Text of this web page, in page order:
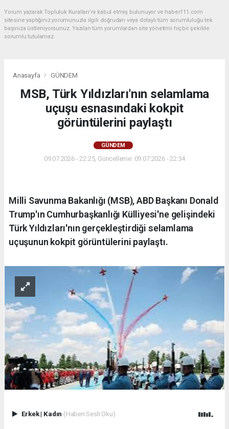
Yorum yazarak Topluluk Kuralları’nı kabul etmiş bulunuyor ve haber111.com
sitesine yaptığınız yorumunuzla ilgili doğrudan veya dolaylı tüm sorumluluğu tek
başınıza üstleniyorsunuz. Yazılan tüm yorumlardan site yönetimi hiçbir şekilde
sorumlu tutulamaz.
Anasayfa GÜNDEM
MSB, Türk Yıldızları'nın selamlama
uçuşu esnasındaki kokpit
görüntülerini paylaştı
GÜNDEM
09.07.2026 - 22:25, Güncelleme: 09.07.2026 - 22:34
Milli Savunma Bakanlığı (MSB), ABD Başkanı Donald
Trump'ın Cumhurbaşkanlığı Külliyesi'ne gelişindeki
Türk Yıldızları'nın gerçekleştirdiği selamlama
uçuşunun kokpit görüntülerini paylaştı.
Erkek| Kadın (Haberi Sesli Oku)